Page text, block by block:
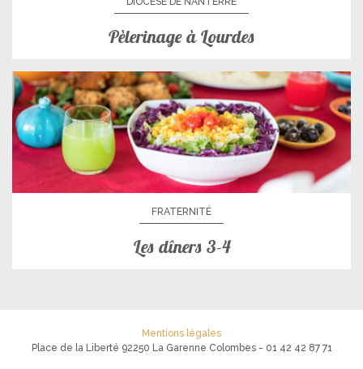
Pèlerinage à Lourdes
FRATERNITÉ
Les dîners 3-4
Mentions légales
Place de la Liberté 92250 La Garenne Colombes - 01 42 42 87 71